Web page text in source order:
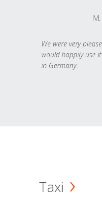
We were very
would happily use
in Germany.
Taxi